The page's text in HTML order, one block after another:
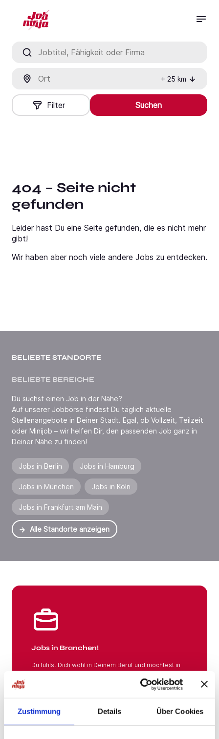
Zustimmung Details Über Cookies
+ 25 km
Filter Suchen
404 – Seite nicht
gefunden
Leider hast Du eine Seite gefunden, die es nicht mehr
gibt!
Wir haben aber noch viele andere Jobs zu entdecken.
BELIEBTE STANDORTE
BELIEBTE BEREICHE
Du suchst einen Job in der Nähe?
Auf unserer Jobbörse findest Du täglich aktuelle
Stellenangebote in Deiner Stadt. Egal, ob Vollzeit, Teilzeit
oder Minijob – wir helfen Dir, den passenden Job ganz in
Deiner Nähe zu finden!
Jobs in Berlin Jobs in Hamburg
Jobs in München Jobs in Köln
Jobs in Frankfurt am Main
Alle Standorte anzeigen
Jobs in Branchen!
Du fühlst Dich wohl in Deinem Beruf und möchtest in
Mehr
Jobs in Branchen